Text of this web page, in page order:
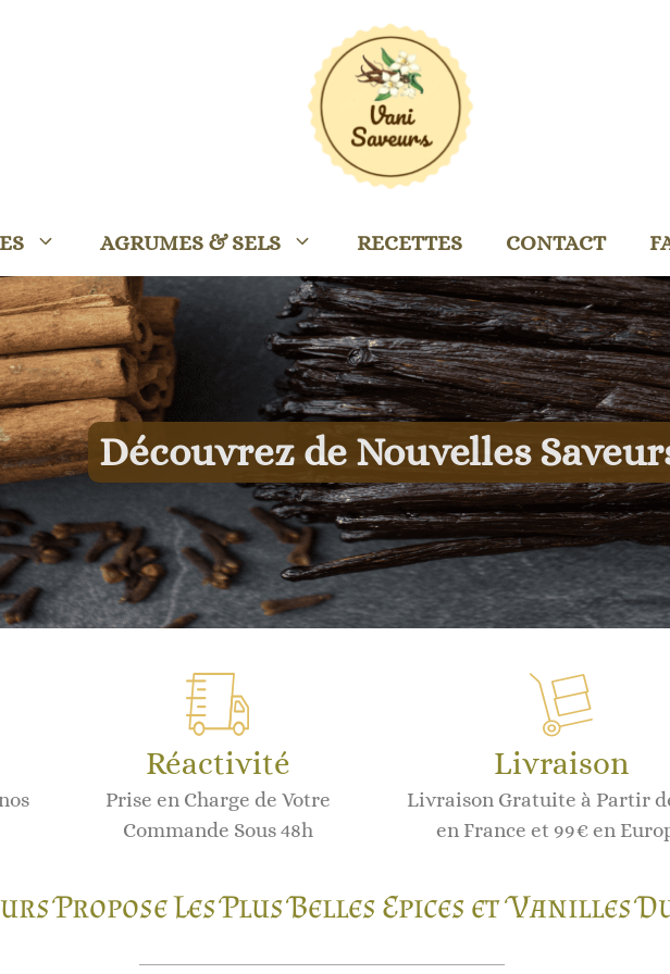
AGRUMES & SELS RECETTES CONTACT
Découvrez de Nouvelles
Réactivité
Prise en Charge de Votre
Commande Sous 48h
Livraison
Livraison Gratuite à Partir
en France et 99€ en
Propose Les Plus Belles Epices et Vanilles